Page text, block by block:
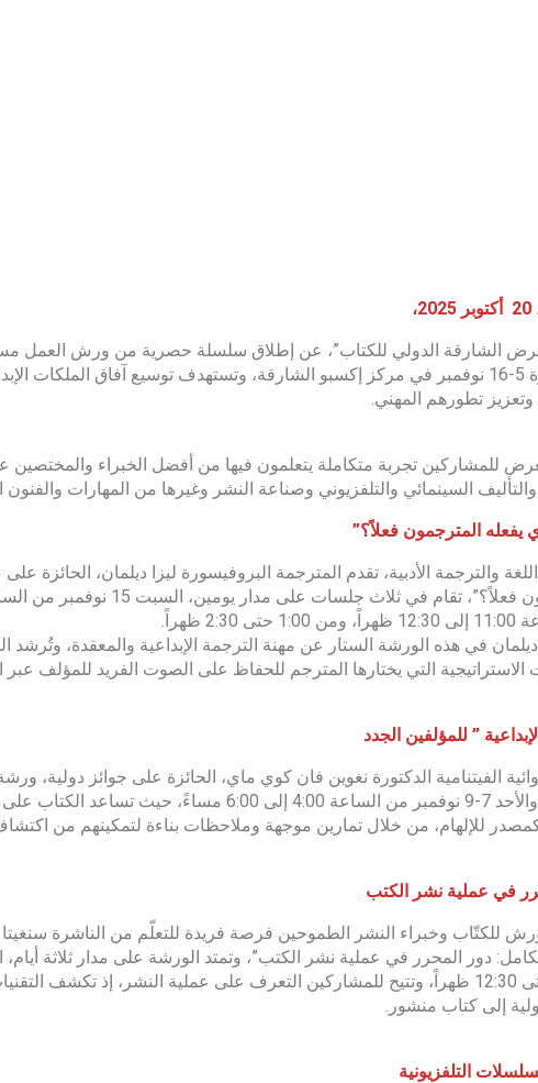
في الفترة 5-16 نوفمبر في مركز إكسبو الشارقة، وتستهدف توسيع آفاق
وتعزيز تطورهم المهني.
للمشاركين تجربة متكاملة يتعلمون فيها من أفضل الخبراء والمختصين
والتأليف السينمائي والتلفزيوني وصناعة النشر وغيرها من المهارات والفنون
يفعله المترجمون فعلاً؟”
والترجمة الأدبية، تقدم المترجمة البروفيسورة ليزا ديلمان، الحائزة
ظهراً.
في هذه الورشة الستار عن مهنة الترجمة الإبداعية والمعقدة، وتُرشد
الاستراتيجية التي يختارها المترجم للحفاظ على الصوت الفريد للمؤلف عبر
” للمؤلفين الجدد
الفيتنامية الدكتورة نغوين فان كوي ماي، الحائزة على جوائز دولية، ورشة
والسبت والأحد 7-9 نوفمبر من الساعة 4:00 إلى
كمصدر للإلهام، من خلال تمارين موجهة وملاحظات بناءة لتمكينهم من
في عملية نشر الكتب
للكتّاب وخبراء النشر الطموحين فرصة فريدة للتعلّم من الناشرة
11:00 حتى 12:30 ظهراً، وتتيح للمشاركين التعرف على عملية النشر، إذ تكشف
إلى كتاب منشور.
التلفزيونية